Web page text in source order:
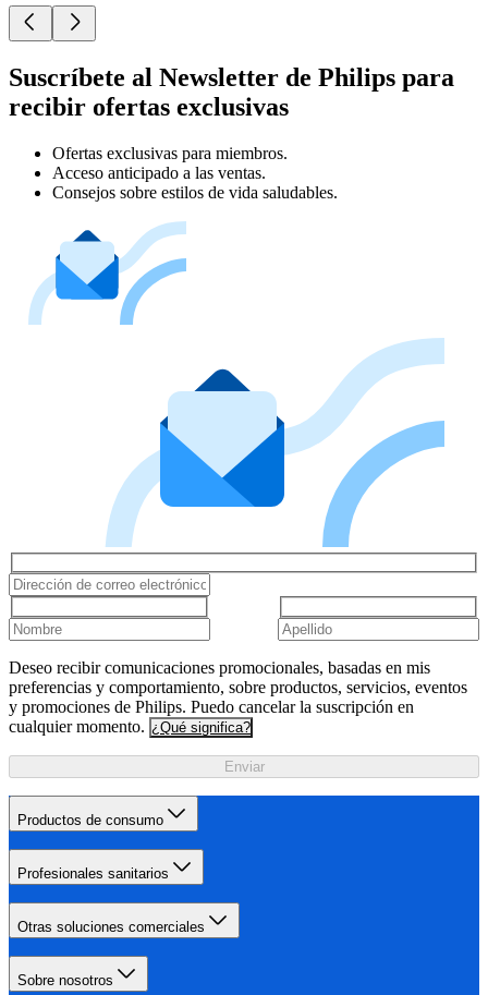
Suscríbete al Newsletter de Philips para
recibir ofertas exclusivas
Ofertas exclusivas para miembros.
Acceso anticipado a las ventas.
Consejos sobre estilos de vida saludables.
Deseo recibir comunicaciones promocionales, basadas en mis
preferencias y comportamiento, sobre productos, servicios, eventos
y promociones de Philips. Puedo cancelar la suscripción en
cualquier momento. ¿Qué significa?
Enviar
Productos de consumo
Profesionales sanitarios
Otras soluciones comerciales
Sobre nosotros